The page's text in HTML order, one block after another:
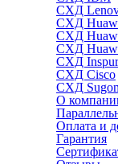
СХД
СХД
СХД
СХД
СХД Inspur
СХД Cisco
СХД Sugon
О
Оплата и
Гарантия